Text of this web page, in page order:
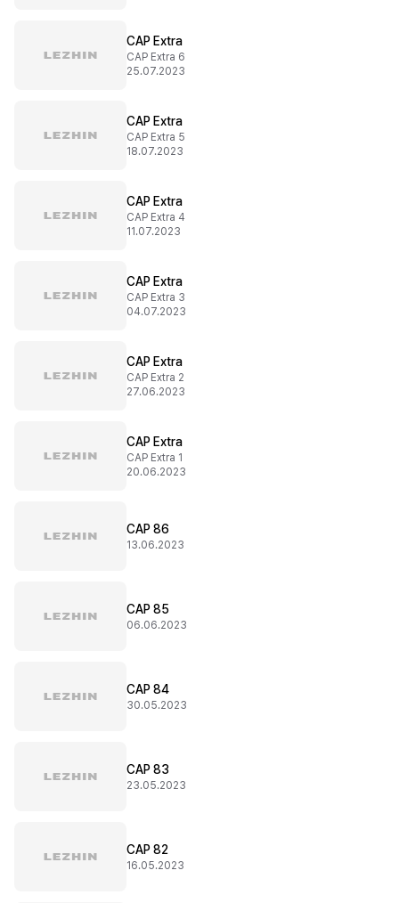
CAP Extra
CAP Extra 6
25.07.2023
CAP Extra
CAP Extra 5
18.07.2023
CAP Extra
CAP Extra 4
11.07.2023
CAP Extra
CAP Extra 3
04.07.2023
CAP Extra
CAP Extra 2
27.06.2023
CAP Extra
CAP Extra 1
20.06.2023
CAP 86
13.06.2023
CAP 85
06.06.2023
CAP 84
30.05.2023
CAP 83
23.05.2023
CAP 82
16.05.2023